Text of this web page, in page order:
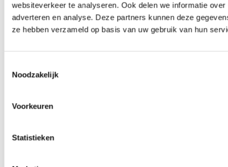
websiteverkeer te analyseren. Ook delen we informatie
adverteren en analyse. Deze partners kunnen deze
ze hebben verzameld op basis van uw gebruik van hun
Noodzakelijk
Voorkeuren
Statistieken